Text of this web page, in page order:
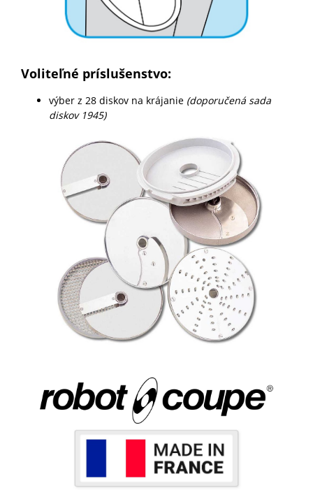
Voliteľné príslušenstvo:
výber z 28 diskov na krájanie (doporučená sada
diskov 1945)